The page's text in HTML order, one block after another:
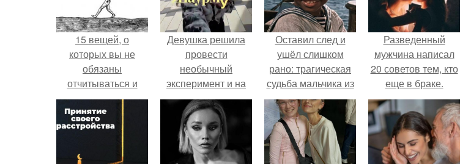
15 вещей, о
которых вы не
обязаны
отчитываться и
оправдываться.
Девушка решила
провести
необычный
эксперимент и на
протяжении 30
дней питалась
одной шаурмой.
Оставил след и
ушёл слишком
рано: трагическая
судьба мальчика из
фильма
"Максимка".
Разведенный
мужчина написал
20 советов тем, кто
еще в браке.